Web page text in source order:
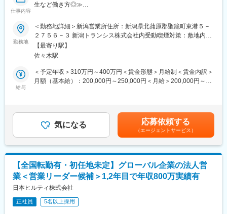
ません
士や介護士など異職種から転職してきた人が9割以上となっており
全く未経験からの転職でも安心して働くことができます
変更の範囲：会社の定める業務
■『交通インフラ』に関わる仕事
不可欠な”新幹線”」などの交通インフラに関わる車両の製造業務を
お願いします
※JRグループ会社様から長年の信頼を受け、仕事の依頼も安定的
で強固な経営基盤があります
らご用命を頂きます
※夏は保冷剤・ドリンクが支給されます
・日勤のみでワークライフバランスを維持して働けます
・基本土日は休みです
・食堂があり、平均費用は400円前後
・手袋やマスク等の保護具は支給されます。
■入社後について
～半年：先輩とペアになり仕事の流れを学ぶ
半年～１年：下拵えなど基礎的な作業を学ぶ
仕事内容
生など働き方◎≫
■概要
新幹線やJR在来線、私鉄など、国内の鉄道車輛のみならず、海外
を走る鉄道車輛の製造も手掛けております
雪国の交通安全を担っている“除雪車”、日本の公共交通に必要不可
欠な”新幹線”など、日本国内の交通インフラに関わる車両などの塗
装業務をお願いします
※JRグループからも長年の信頼を受け、仕事の依頼も安定的で強
・組立前部品をショットブラストにて不純物を除去します
・下塗りをした後に組立工程へ渡します
・組み立てられた重機を吹付塗装にてピカピカに仕上げて完成で
■入社後について
～半年：先輩とペアになり仕事の流れを学ぶ
半年～１年：作業の段取りを行い、案件について進め方をまと
め、必要な材料を集めて、周囲に指示を出しながら手順を理解す
る
3年目：除雪車サイズの製品一台を担当して完成させることができ
勤務地
＜勤務地詳細＞新潟営業所住所：新潟県北蒲原郡聖籠町東港５－
２７５６－３ 新潟トランシス株式会社内受動喫煙対策：敷地内喫
煙可能場所あり変更の範囲：会社の定める事業所
【最寄り駅】
佐々木駅
給与
＜予定年収＞310万円～400万円＜賃金形態＞月給制＜賃金内訳＞
月額（基本給）：200,000円～250,000円＜月給＞200,000円～
与・手当込）賃金はあくまでも目安の金額であり、選考を通じて
上下する可能性があります。月給(月額)は固定手当を含めた表記で
す。
気になる 応募依頼する
（エージェントサービス）
【全国転勤有・初任地未定】グローバル企業の法人営
業＜営業リーダー候補＞1,2年目で年収800万実績有
日本ヒルティ株式会社
正社員 5名以上採用